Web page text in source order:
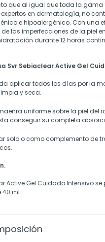
que al igual que toda la gama
en dermatología, no
e hipoalergénico. Con una
las imperfecciones de la piel
durante 12 horas
Svr Sebiaclear Active Gel
aplicar todos los días por la
y seca.
uniforme sobre la piel del
conseguir su completa
solo o como complemento de
Active Gel Cuidado Intensivo
40 ml.